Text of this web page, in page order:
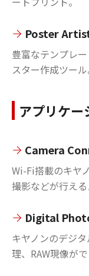
Poster
豊富なテンプレ
スター作成ツール
アプリケー
Camera
Wi-Fi搭載のキヤ
撮影などが行える
Digital
キヤノンのデジ
理、RAW現像が